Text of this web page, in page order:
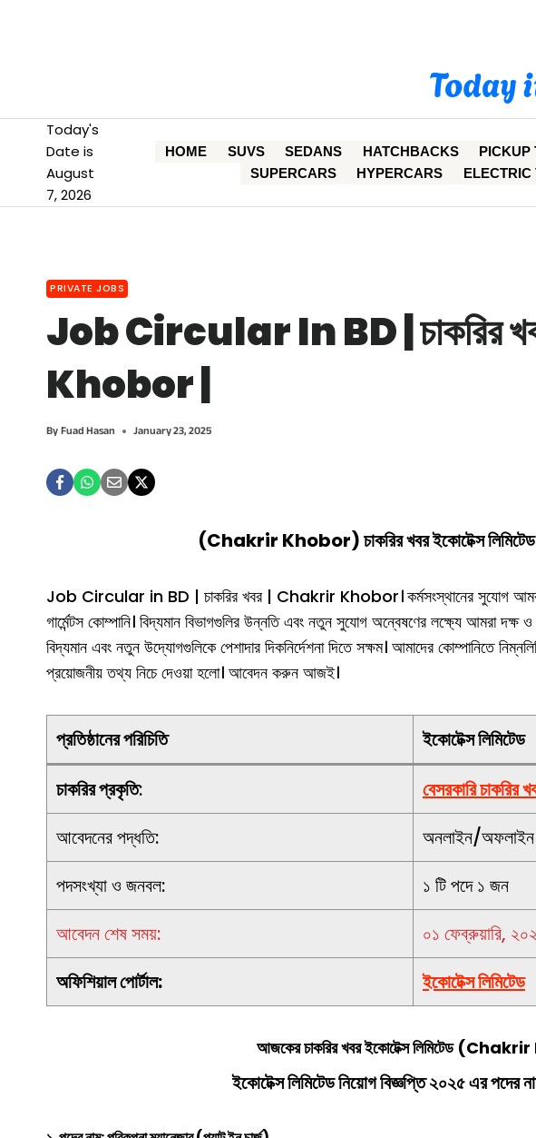
Today
Today's
Date is
August
7, 2026
HOME SUVS SEDANS HATCHBACKS PICKUP
SUPERCARS
HYPERCARS ELECTRIC
PRIVATE JOBS
Job Circular In BD | চাকরির
Khobor |
ByFuad Hasan January 23, 2025
(Chakrir Khobor) চাকরির খবর ইকোটেক্স লিমিটেড
Job Circular in BD | চাকরির খবর | Chakrir Khobor।কর্মসংস্থানের সুযোগ
গার্মেন্টস কোম্পানি। বিদ্যমান বিভাগগুলির উন্নতি এবং নতুন সুযোগ অন্বেষণের লক্ষ্যে আমরা
বিদ্যমান এবং নতুন উদ্যোগগুলিকে পেশাদার দিকনির্দেশনা দিতে সক্ষম। আমাদের কোম্পানিতে
প্রয়োজনীয় তথ্য নিচে দেওয়া হলো। আবেদন করুন আজই।
প্রতিষ্ঠানের পরিচিতি
ইকোটেক্স লিমিটেড
চাকরির প্রকৃতি: বেসরকারি চাকরির
আবেদনের পদ্ধতি:
অনলাইন/অফলাইন
পদসংখ্যা ও জনবল:
১ টি পদে ১ জন
আবেদন শেষ সময়:
০১ ফেব্রুয়ারি,
অফিশিয়াল পোর্টাল:
ইকোটেক্স লিমিটেড
আজকেরচাকরির খবরইকোটেক্স লিমিটেড(Chakrir
ইকোটেক্স লিমিটেডনিয়োগ বিজ্ঞপ্তি ২০২৫ এর পদের